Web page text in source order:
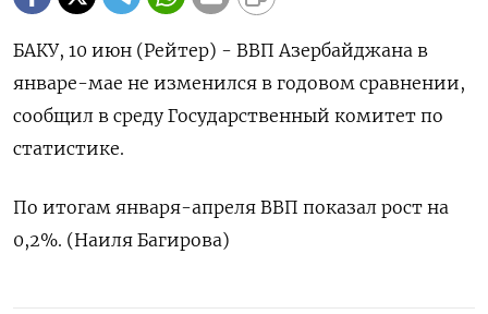
БАКУ, ‌10 ​июн (Рейтер) - ​ВВП Азербайджана ​в
⁠январе-мае ‌не изменился ‌в ​годовом ‌сравнении, ​
сообщил ‌в среду ​Государственный комитет ​по
‌статистике.
По ​итогам января-апреля ​ВВП ⁠показал ‌рост ‌на ​
0,2%. (Наиля ‌Багирова)